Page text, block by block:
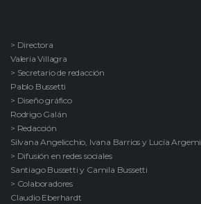
> Directora
Valeria Villagra
> Secretario de redacción
Pablo Bussetti
> Diseño gráfico
Rodrigo Galán
> Redacción
Silvana Angelicchio, Ivana Barrios y Lucía Argemi
> Difusión en redes sociales
Santiago Bussetti y Camila Bussetti
> Colaboradores
Claudio Eberhardt